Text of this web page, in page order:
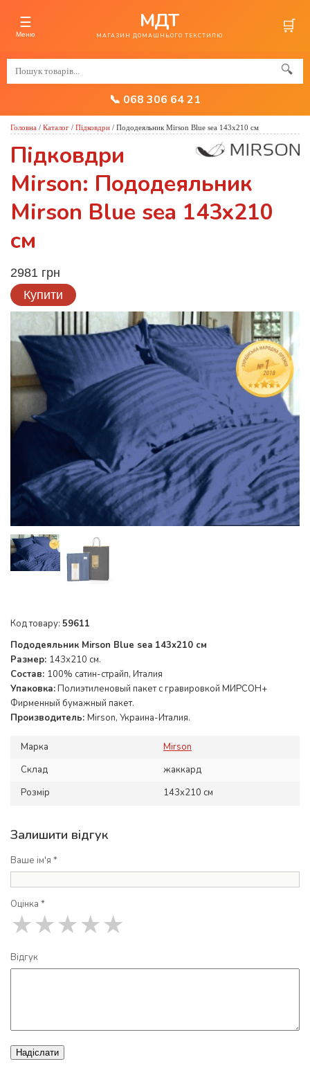
☰
Меню
МДТ
МАГАЗИН ДОМАШНЬОГО ТЕКСТИЛЮ 🛒
🔍
📞 068 306 64 21
Головна / Каталог / Підковдри / Пододеяльник Mirson Blue sea 143x210 см
Підковдри
Mirson: Пододеяльник
Mirson Blue sea 143x210
см
2981 грн
Купити
Код товару: 59611
Пододеяльник Mirson Blue sea 143x210 см
Размер: 143x210 см.
Состав: 100% сатин-страйп, Италия
Упаковка:Полиэтиленовый пакет с гравировкой МИРСОН+
Фирменный бумажный пакет.
Производитель: Mirson, Украина-Италия.
Марка
Mirson
Склад
жаккард
Розмір
143х210 см
Залишити відгук
Ваше ім'я *
Оцінка *
★
★
★
★
★
Відгук
Надіслати